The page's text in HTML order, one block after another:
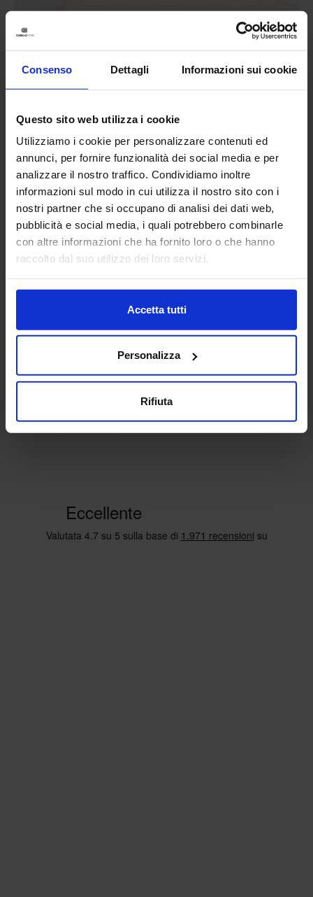
Consenso Dettagli Informazioni sui cookie
Questo sito web utilizza i cookie
Utilizziamo i cookie per personalizzare contenuti ed
annunci, per fornire funzionalità dei social media e per
analizzare il nostro traffico. Condividiamo inoltre
informazioni sul modo in cui utilizza il nostro sito con i
nostri partner che si occupano di analisi dei dati web,
pubblicità e social media, i quali potrebbero combinarle
con altre informazioni che ha fornito loro o che hanno
raccolto dal suo utilizzo dei loro servizi.
Accetta tutti
Personalizza
Rifiuta
Riviera
Topper In Percalle